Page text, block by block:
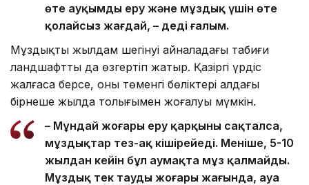
өте ауқымды еру және мұздық үшін өте
қолайсыз жағдай, – деді ғалым.
Мұздықтың жылдам шегінуі айналадағы табиғи
ландшафтты да өзгертіп жатыр. Қазіргі үрдіс
жалғаса берсе, оның төменгі бөліктері алдағы
бірнеше жылда толығымен жоғалуы мүмкін.
– Мұндай жоғары еру қарқыны сақталса,
мұздықтар тез-ақ кішірейеді. Меніңше, 5-10
жылдан кейін бұл аумақта мұз қалмайды.
Мұздық тек таудың жоғары жағында, ауа